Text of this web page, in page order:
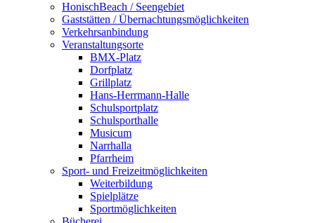
HonischBeach / Seengebiet
Gaststätten / Übernachtungsmöglichkeiten
Verkehrsanbindung
Veranstaltungsorte
BMX-Platz
Dorfplatz
Grillplatz
Hans-Herrmann-Halle
Schulsportplatz
Schulsporthalle
Musicum
Narrhalla
Pfarrheim
Sport- und Freizeitmöglichkeiten
Weiterbildung
Spielplätze
Sportmöglichkeiten